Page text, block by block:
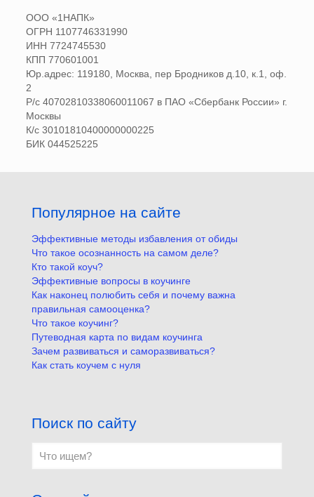
ООО «1НАПК»
ОГРН 1107746331990
ИНН 7724745530
КПП 770601001
Юр.адрес: 119180, Москва, пер Бродников д.10, к.1, оф.
2
Р/с 40702810338060011067 в ПАО «Сбербанк России» г.
Москвы
К/с 30101810400000000225
БИК 044525225
Популярное на сайте
Эффективные методы избавления от обиды
Что такое осознанность на самом деле?
Кто такой коуч?
Эффективные вопросы в коучинге
Как наконец полюбить себя и почему важна
правильная самооценка?
Что такое коучинг?
Путеводная карта по видам коучинга
Зачем развиваться и саморазвиваться?
Как стать коучем с нуля
Поиск по сайту